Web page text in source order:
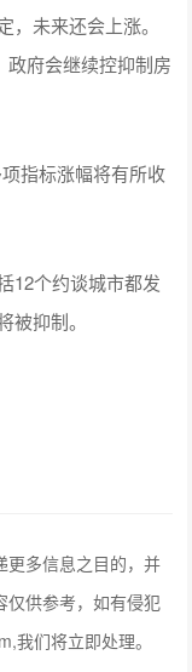
未来还会上涨。
政府会继续控抑制房
指标涨幅将有所收
12个约谈城市都发
抑制。
更多信息之目的，并
仅供参考，如有侵犯
我们将立即处理。